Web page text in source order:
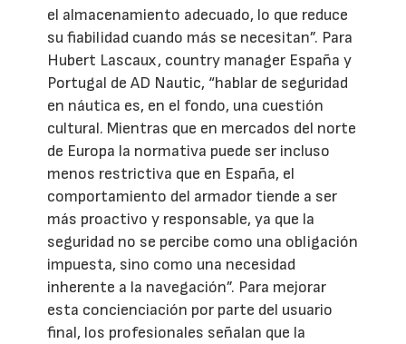
el almacenamiento adecuado, lo que reduce
su fiabilidad cuando más se necesitan”. Para
Hubert Lascaux, country manager España y
Portugal de AD Nautic, “hablar de seguridad
en náutica es, en el fondo, una cuestión
cultural. Mientras que en mercados del norte
de Europa la normativa puede ser incluso
menos restrictiva que en España, el
comportamiento del armador tiende a ser
más proactivo y responsable, ya que la
seguridad no se percibe como una obligación
impuesta, sino como una necesidad
inherente a la navegación”. Para mejorar
esta concienciación por parte del usuario
final, los profesionales señalan que la